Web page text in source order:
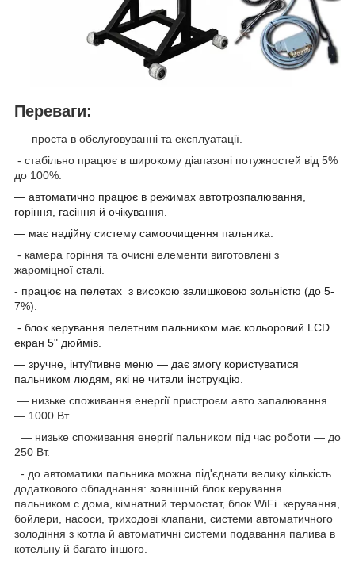
Переваги:
— проста в обслуговуванні та експлуатації.
- стабільно працює в широкому діапазоні потужностей від 5%
до 100%.
— автоматично працює в режимах автотрозпалювання,
горіння, гасіння й очікування.
— має надійну систему самоочищення пальника.
- камера горіння та очисні елементи виготовлені з
жароміцної сталі.
- працює на пелетах з високою залишковою зольністю (до 5-
7%).
- блок керування пелетним пальником має кольоровий LCD
екран 5" дюймів.
— зручне, інтуїтивне меню — дає змогу користуватися
пальником людям, які не читали інструкцію.
— низьке споживання енергії пристроєм авто запалювання
— 1000 Вт.
— низьке споживання енергії пальником під час роботи — до
250 Вт.
- до автоматики пальника можна під'єднати велику кількість
додаткового обладнання: зовнішній блок керування
пальником c дома, кімнатний термостат, блок WiFi керування,
бойлери, насоси, триходові клапани, системи автоматичного
золодіння з котла й автоматичні системи подавання палива в
котельну й багато іншого.